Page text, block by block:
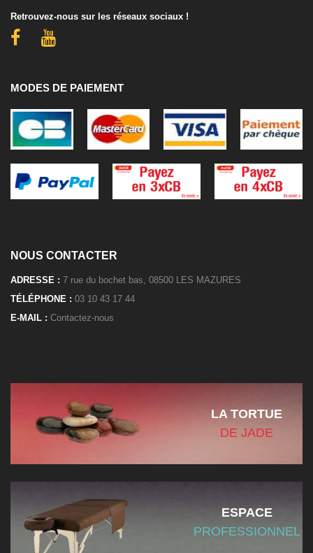
Retrouvez-nous sur les réseaux sociaux !
MODES DE PAIEMENT
NOUS CONTACTER
ADRESSE : 7 rue du bochet bas, 08500 LES MAZURES
TÉLÉPHONE : 03 10 43 17 44
E-MAIL : Contactez-nous
LA TORTUE
DE JADE
ESPACE
PROFESSIONNEL